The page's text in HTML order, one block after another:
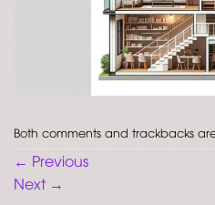
Both comments and trackbacks
← Previous
Next →